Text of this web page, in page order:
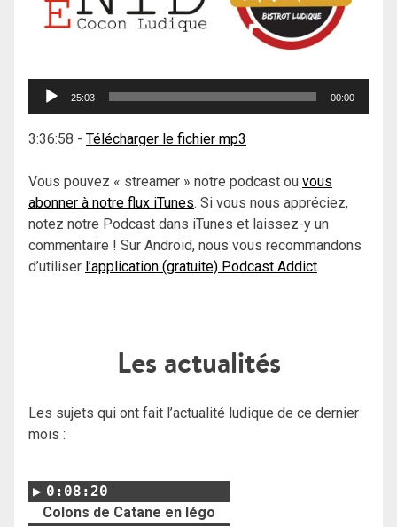
Lecteur
25:03 00:00
3:36:58 - Télécharger le fichier mp3
Vous pouvez « streamer » notre podcast ou vous
abonner à notre flux iTunes. Si vous nous appréciez,
notez notre Podcast dans iTunes et laissez-y un
commentaire ! Sur Android, nous vous recommandons
d’utiliser l’application (gratuite) Podcast Addict.
Les actualités
Les sujets qui ont fait l’actualité ludique de ce dernier
mois :
0:08:20
Colons de Catane en légo